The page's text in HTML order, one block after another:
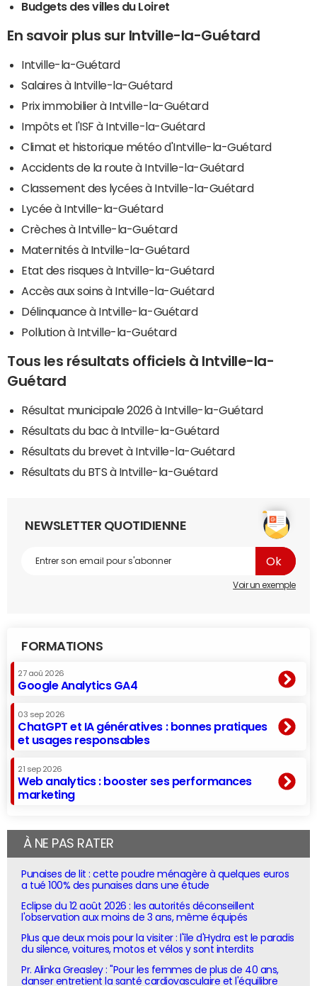
Budgets des villes du Loiret
En savoir plus sur Intville-la-Guétard
Intville-la-Guétard
Salaires à Intville-la-Guétard
Prix immobilier à Intville-la-Guétard
Impôts et l'ISF à Intville-la-Guétard
Climat et historique météo d'Intville-la-Guétard
Accidents de la route à Intville-la-Guétard
Classement des lycées à Intville-la-Guétard
Lycée à Intville-la-Guétard
Crèches à Intville-la-Guétard
Maternités à Intville-la-Guétard
Etat des risques à Intville-la-Guétard
Accès aux soins à Intville-la-Guétard
Délinquance à Intville-la-Guétard
Pollution à Intville-la-Guétard
Tous les résultats officiels à Intville-la-
Guétard
Résultat municipale 2026 à Intville-la-Guétard
Résultats du bac à Intville-la-Guétard
Résultats du brevet à Intville-la-Guétard
Résultats du BTS à Intville-la-Guétard
NEWSLETTER QUOTIDIENNE
Voir un exemple
FORMATIONS
27 aoû 2026
Google Analytics GA4
03 sep 2026
ChatGPT et IA génératives : bonnes pratiques
et usages responsables
21 sep 2026
Web analytics : booster ses performances
marketing
À NE PAS RATER
Punaises de lit : cette poudre ménagère à quelques euros
a tué 100% des punaises dans une étude
Eclipse du 12 août 2026 : les autorités déconseillent
l'observation aux moins de 3 ans, même équipés
Plus que deux mois pour la visiter : l'île d'Hydra est le paradis
du silence, voitures, motos et vélos y sont interdits
Pr. Alinka Greasley : "Pour les femmes de plus de 40 ans,
danser entretient la santé cardiovasculaire et l'équilibre